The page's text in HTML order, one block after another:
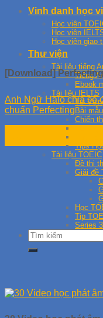
Vinh danh học
Học viên
Học viên
Học viên giao
Thư viện
Tài liệu tiếng
Tiếng
Ebook
Tài liệu IELTS
Từ
Bài
Chiến
Tips
Tài liệu TOEIC
Đề thi
Giải đề
Học
Tip
Series
[Download]
Anh Ngữ Halo chia sẻ
chuẩn Perfecting